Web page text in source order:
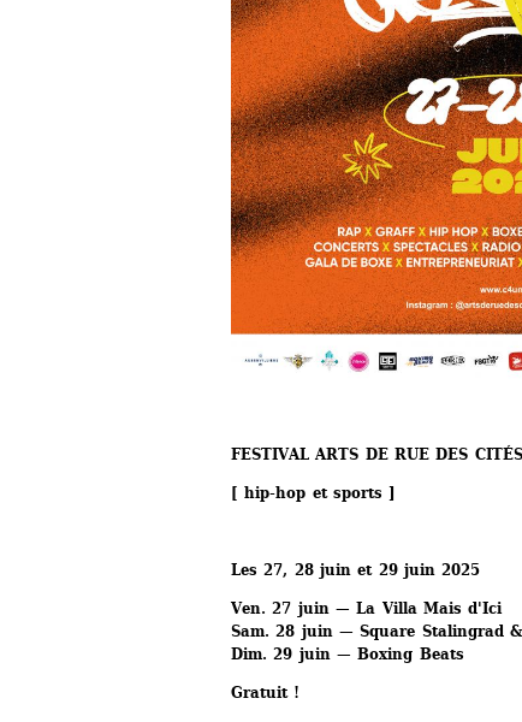
FESTIVAL ARTS DE RUE DES
[ hip-hop et sports ]
Les 27, 28 juin et 29 juin 2025
Ven. 27 juin — La Villa Mais d'Ici
Sam. 28 juin — Square Stalingrad
Dim. 29 juin — Boxing Beats
Gratuit !